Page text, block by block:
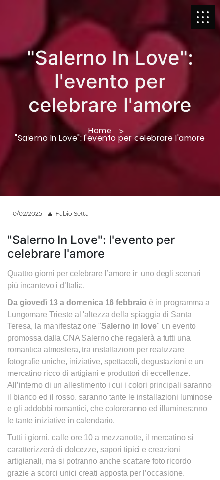
"Salerno In Love":
l'evento per
celebrare l'amore
Home
"Salerno In Love": l'evento per celebrare l'amore
10/02/2025 Fabio Setta
"Salerno In Love": l'evento per
celebrare l'amore
Quattro giorni per celebrare l’amore in uno degli scenari
più incantevoli d’Italia.
Da giovedì 13 a domenica 16 febbraio è in programma a
Lungomare Trieste all'altezza della spiaggia di Santa
Teresa, la manifestazione "Salerno in love" un evento
promossa dalla CNA Salerno che regalerà a tutti una
romantica atmosfera, tra installazioni per realizzare
fotografie uniche, iniziative, spettacoli, degustazioni e un
mercatino ricco di artigiani e produttori di eccellenze.
All’interno di un allestimento i cui i colori principali saranno
il bianco ed il rosso, saranno tante le installazioni luminose
e gli addobbi romantici, che coloreranno ed illumineranno
le tante iniziative in calendario.
Tutti i giorni, dalle ore 10 a mezzanotte, il mercatino si
caratterizzerà di dolcezze, sapori tipici e creazioni
artigianali, ma si potranno anche scattare foto ricordo
grazie a scorci unici creati apposta per l’occasione.